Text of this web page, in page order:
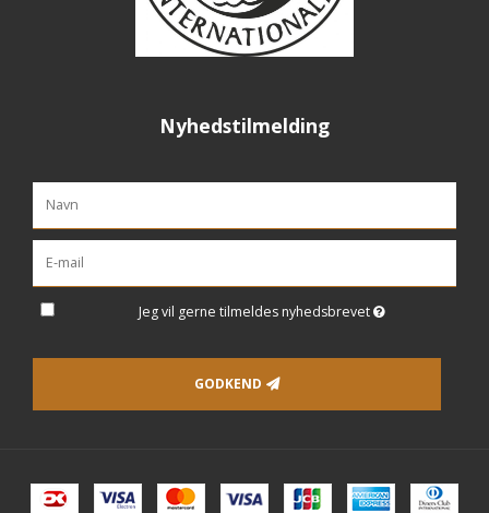
Nyhedstilmelding
Jeg vil gerne tilmeldes nyhedsbrevet
GODKEND